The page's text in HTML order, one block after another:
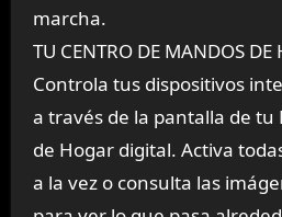
marcha.
TU CENTRO DE MANDOS
Controla tus dispositivos
a través de la pantalla de tu
de Hogar digital. Activa
a la vez o consulta las